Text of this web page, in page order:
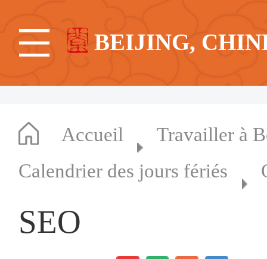
BEIJING,
Accueil
Travailler à
Calendrier des jours fériés
SEO